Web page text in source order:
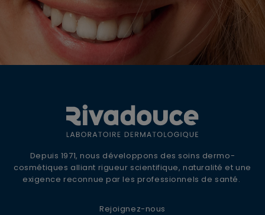
OFFRE DE BIENVENUE
10% DE REMISE +
LIVRAISON OFFERTE
Inscrivez-vous à la newsletter Rivadouce
pour recevoir nos conseils d'experts, nos
actualités et offres spéciales.
Depuis 1971, nous développons des soins dermo-
cosmétiques alliant rigueur scientifique, naturalité et une
exigence reconnue par les professionnels de santé.
Rejoignez-nous